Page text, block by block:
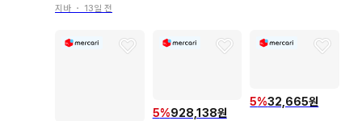
지바 ・ 13일 전
5%928,138원
5%32,665원